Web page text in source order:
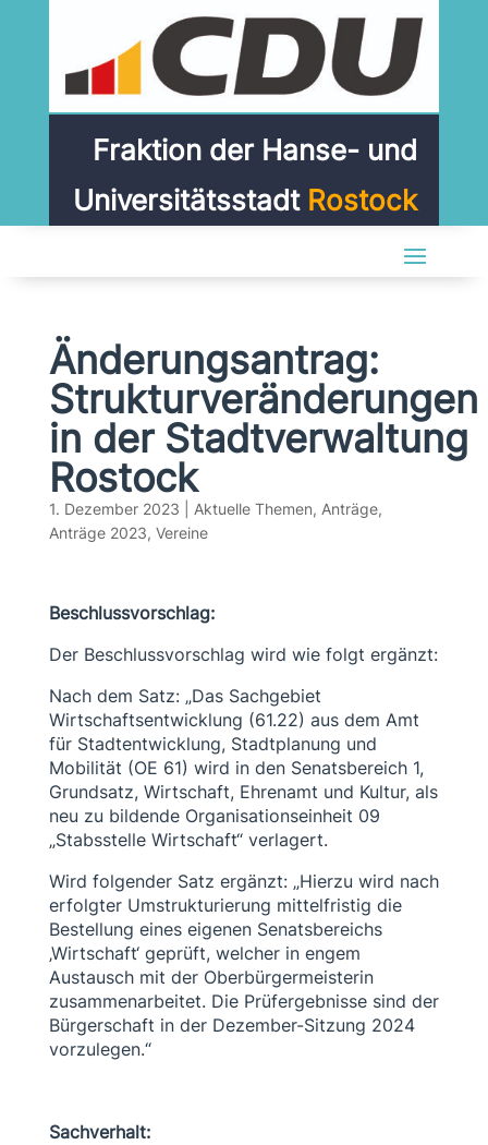
Fraktion der Hanse- und
Universitätsstadt Rostock
Änderungsantrag:
Strukturveränderungen
in der Stadtverwaltung
Rostock
1. Dezember 2023 Aktuelle Themen, Anträge,
Anträge 2023, Vereine
Beschlussvorschlag:
Der Beschlussvorschlag wird wie folgt ergänzt:
Nach dem Satz: „Das Sachgebiet
Wirtschaftsentwicklung (61.22) aus dem Amt
für Stadtentwicklung, Stadtplanung und
Mobilität (OE 61) wird in den Senatsbereich 1,
Grundsatz, Wirtschaft, Ehrenamt und Kultur, als
neu zu bildende Organisationseinheit 09
„Stabsstelle Wirtschaft“ verlagert.
Wird folgender Satz ergänzt: „Hierzu wird nach
erfolgter Umstrukturierung mittelfristig die
Bestellung eines eigenen Senatsbereichs
‚Wirtschaft‘ geprüft, welcher in engem
Austausch mit der Oberbürgermeisterin
zusammenarbeitet. Die Prüfergebnisse sind der
Bürgerschaft in der Dezember-Sitzung 2024
vorzulegen.“
Sachverhalt: